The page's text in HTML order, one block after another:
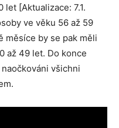
[Aktualizace: 7.1.
ve věku 56 až 59
měsíce by se pak měli
až 49 let. Do konce
všichni